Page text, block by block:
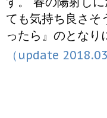
ても気持ち良さそ
ったら』のとな
（update